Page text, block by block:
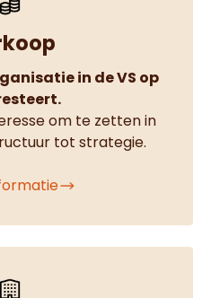
in de VS op
om te zetten in
tot strategie.